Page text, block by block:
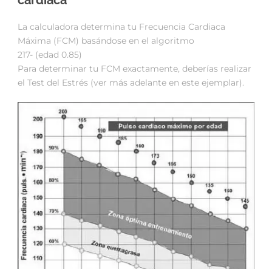
La calculadora determina tu Frecuencia Cardiaca
Máxima (FCM) basándose en el algoritmo
217- (edad 0.85)
Para determinar tu FCM exactamente, deberías realizar
el Test del Estrés (ver más adelante en este ejemplar).